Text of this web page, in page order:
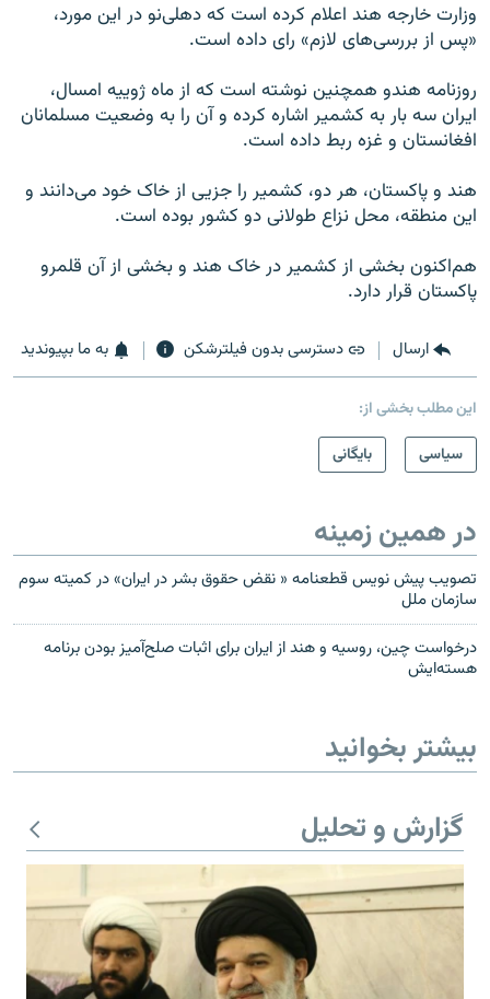
وزارت خارجه هند اعلام کرده است که دهلی‌نو در این مورد،
«پس از بررسی‌های لازم» رای داده است.
روزنامه هندو همچنین نوشته است که از ماه ژوییه امسال،
ایران سه بار به کشمیر اشاره کرده و آن را به وضعیت مسلمانان
افغانستان و غزه ربط داده است.
هند و پاکستان، هر دو، کشمیر را جزیی از خاک خود می‌دانند و
این منطقه، محل نزاع طولانی دو کشور بوده است.
هم‌اکنون بخشی از کشمیر در خاک هند و بخشی از آن قلمرو
پاکستان قرار دارد.
ارسال دسترسی بدون فیلترشکن به ما بپیوندید
این مطلب بخشی از:
سیاسی
بایگانی
در همین زمینه
تصويب پیش نویس قطعنامه « نقض حقوق بشر در ايران» در کميته سوم
سازمان ملل
درخواست چین، روسیه و هند از ایران برای اثبات صلح‌آمیز بودن برنامه
هسته‌ایش
بیشتر بخوانید
گزارش و تحلیل